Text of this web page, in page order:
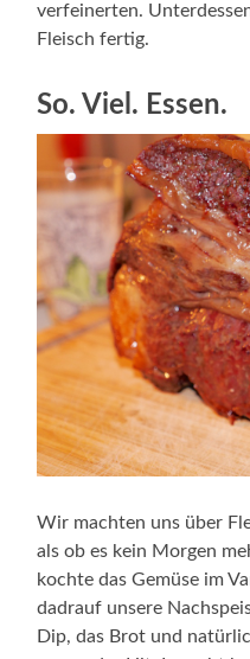
verfeinerten.
Fleisch fertig.
So. Viel. Essen.
Wir machten uns über
als ob es kein Morgen
kochte das Gemüse im
dadrauf unsere
Dip, das Brot und